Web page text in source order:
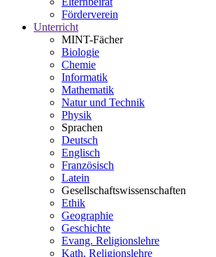
Förderverein
Unterricht
MINT-Fächer
Biologie
Chemie
Informatik
Mathematik
Natur und Technik
Physik
Sprachen
Deutsch
Englisch
Französisch
Latein
Gesellschaftswissenschaften
Ethik
Geographie
Geschichte
Evang. Religionslehre
Kath. Religionslehre